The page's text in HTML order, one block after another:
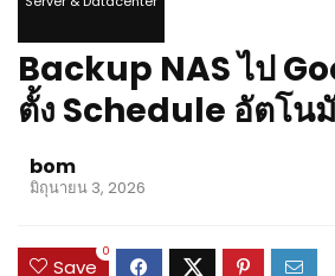
Backup NAS ไป
ตั้ง Schedule อัตโน
bom
มิถุนายน 3, 2026
Save
0